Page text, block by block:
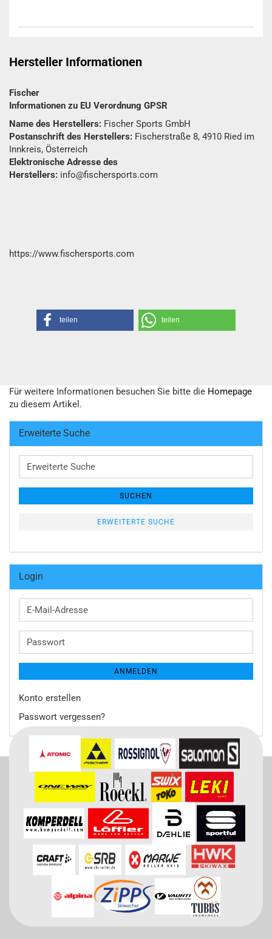
Hersteller Informationen
Fischer
Informationen zu EU Verordnung GPSR
Name des Herstellers: Fischer Sports GmbH
Postanschrift des Herstellers: Fischerstraße 8, 4910 Ried im
Innkreis, Österreich
Elektronische Adresse des
Herstellers: info@fischersports.com
https://www.fischersports.com
teilen teilen
Für weitere Informationen besuchen Sie bitte die Homepage
zu diesem Artikel.
Erweiterte Suche
Erweiterte
Suche
SUCHEN
ERWEITERTE SUCHE
Login
E-
Mail-
Passwort
ANMELDEN
Konto erstellen
Passwort vergessen?